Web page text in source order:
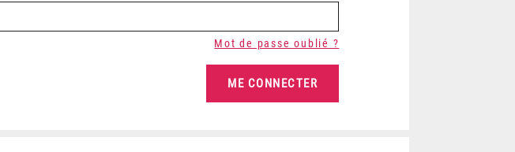
Mot de passe oublié ?